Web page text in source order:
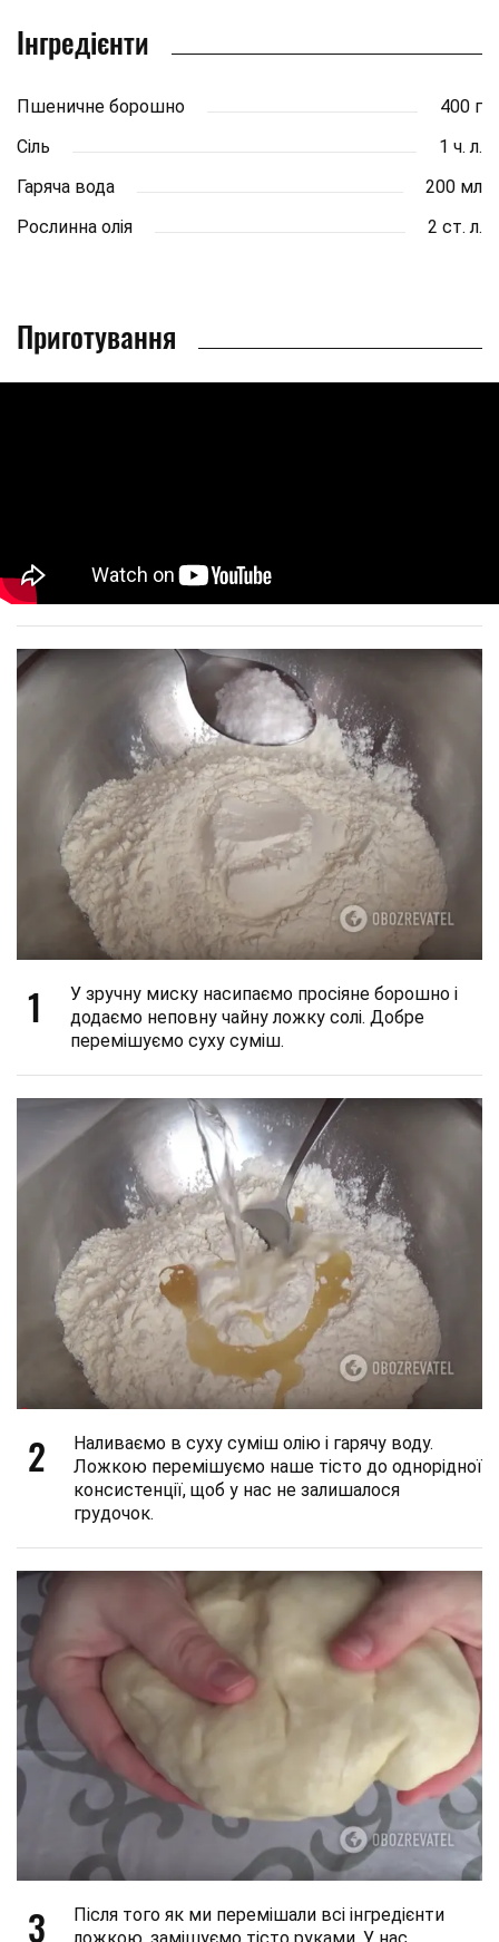
Інгредієнти
Пшеничне борошно
400 г
Сіль
1 ч. л.
Гаряча вода
200 мл
Рослинна олія
2 ст. л.
Приготування
1
У зручну миску насипаємо просіяне борошно і
додаємо неповну чайну ложку солі. Добре
перемішуємо суху суміш.
2
Наливаємо в суху суміш олію і гарячу воду.
Ложкою перемішуємо наше тісто до однорідної
консистенції, щоб у нас не залишалося
грудочок.
3
Після того як ми перемішали всі інгредієнти